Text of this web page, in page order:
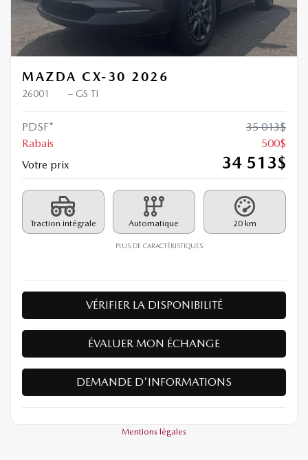
MAZDA CX-30 2026
26001 – GS TI
PDSF* 35 013$
Rabais
500$
Votre prix
34 513$
Traction intégrale Automatique 20 km
PLUS DE CARACTÉRISTIQUES
VÉRIFIER LA DISPONIBILITÉ
ÉVALUER MON ÉCHANGE
DEMANDE D'INFORMATIONS
Mentions légales